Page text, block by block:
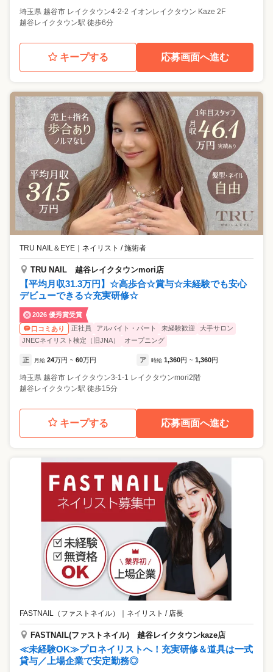
埼玉県 越谷市 レイクタウン4-2-2 イオンレイクタウン Kaze 2F
越谷レイクタウン駅 徒歩6分
キープする 応募画面へ進む
TRU NAIL＆EYE ｜ ネイリスト / 施術者
TRU NAIL 越谷レイクタウンmori店
【平均月収31.3万円】☆高歩合☆賞与☆未経験でも安心
デビューできる☆充実研修☆
2026 優秀賞受賞
口コミあり
正社員 アルバイト・パート 未経験歓迎
大手サロン
JNECネイリスト検定（旧JNA）
オープニング
正 月給 24万円 ~ 60万円 ア 時給 1,360円 ~ 1,360円
埼玉県 越谷市 レイクタウン3-1-1 レイクタウンmori2階
越谷レイクタウン駅 徒歩15分
キープする 応募画面へ進む
FASTNAIL（ファストネイル） ｜ ネイリスト / 店長
FASTNAIL(ファストネイル) 越谷レイクタウンkaze店
≪未経験OK≫プロネイリストへ！充実研修＆道具は一式
貸与／上場企業で安定勤務◎